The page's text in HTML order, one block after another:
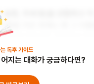
정, 자세 등)을 관찰하고 각
름을 지은 후에는 왜 그 이름
통해 어린이의 관찰력과 창
의 중요성과 의미에 대해 생
독후 가이드
지는 대화가 궁금하다면?